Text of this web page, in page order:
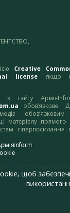
Creative
license якщо
з сайту
обов’язкове.
матеріалу прямого
гіперпосилання
щоб